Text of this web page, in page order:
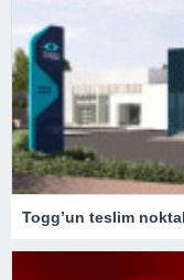
Togg’un teslim